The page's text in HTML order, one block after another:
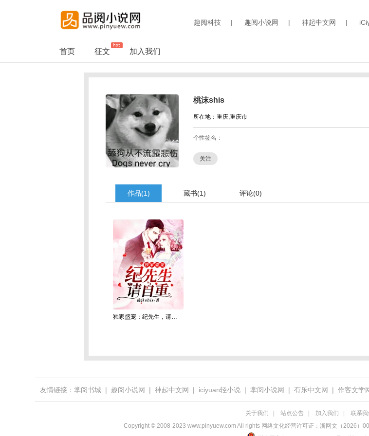
趣阅科技 | 趣阅小说网 | 神起中文网 |
首页 征文 加入我们
桃沫shis
所在地：重庆,重庆市
个性签名：
关注
作品(1) 藏书(1) 评论(0)
独家盛宠：纪先生，请自重
友情链接： 掌阅书城 | 趣阅小说网 | 神起中文网 | iciyuan轻小说 | 掌阅小说网 | 有乐中文网 | 作客文学
关于我们 站点公告 加入我们 联系我
Copyright © 2008-2023 www.pinyuew.com All rights 网络文化经营许可证：浙网文（2026）